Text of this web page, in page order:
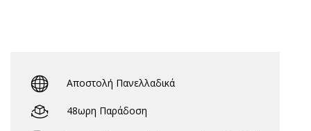
Αποστολή Πανελλαδικά
48ωρη Παράδοση